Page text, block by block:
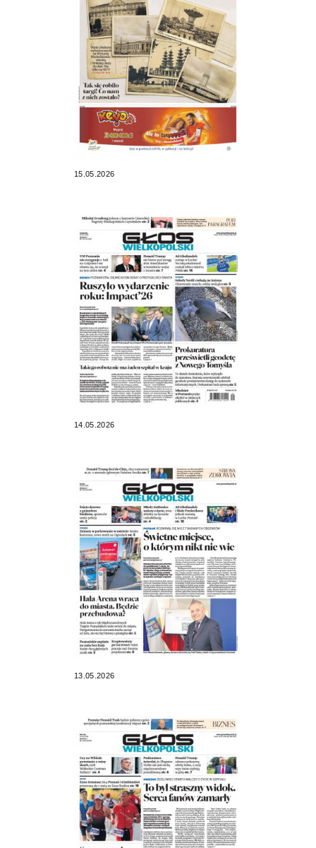
15.05.2026
14.05.2026
13.05.2026